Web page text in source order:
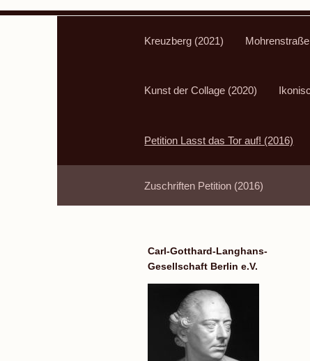
Kreuzberg (2021)
Kunst der Collage (2020)
Petition Lasst das Tor auf! (2016)
Zuschriften Petition (2016)
Carl-Gotthard-Langhans-
Gesellschaft Berlin e.V.